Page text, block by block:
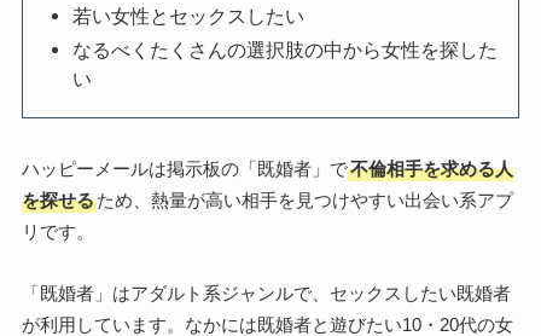
若い女性とセックスしたい
なるべくたくさんの選択肢の中から女性を探した
い
ハッピーメールは掲示板の「既婚者」で不倫相手を求める人
を探せるため、熱量が高い相手を見つけやすい出会い系アプ
リです。
「既婚者」はアダルト系ジャンルで、セックスしたい既婚者
が利用しています。なかには既婚者と遊びたい10・20代の女